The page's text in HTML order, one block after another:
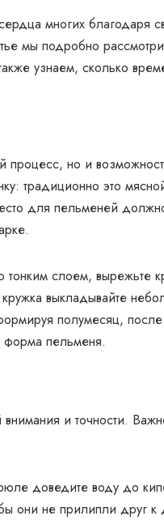
многих благодаря
мы подробно
узнаем, сколько
процесс, но и
традиционно это
для пельменей
тонким слоем, вырежьте
выкладывайте
полумесяц,
форма пельменя.
и точности.
доведите воду до
они не прилипли друг